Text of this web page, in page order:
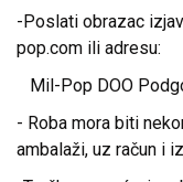
-Poslati obrazac
pop.com ili adresu:
Mil-Pop DOO
- Roba mora biti
ambalaži, uz račun i